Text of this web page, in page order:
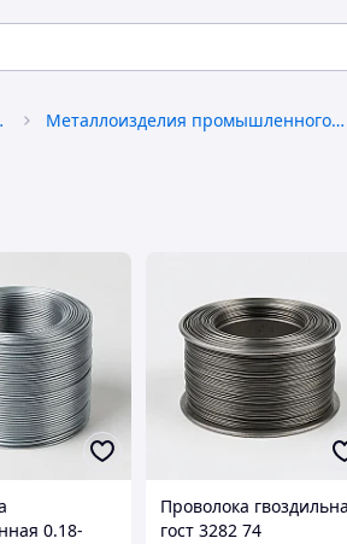
Металлоизделия промышленного назначения
0.18-
Проволока
гост 3282 74